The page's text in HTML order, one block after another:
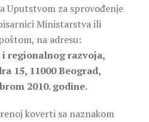
Uputstvom za sprovođenje
Ministarstva ili
na adresu:
regionalnog razvoja,
15, 11000 Beograd,
2010.godine.
koverti sa naznakom